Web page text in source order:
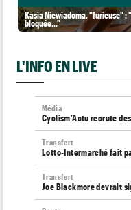
Kasia Niewiadoma, "furieuse" :
bloquée..."
L'INFO EN LIVE
Média
Cyclism’Actu recrute
Transfert
Lotto-Intermarché fait
Transfert
Joe Blackmore devrait